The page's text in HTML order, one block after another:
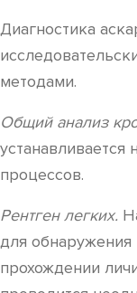
Диагностика
методами.
Общий анализ
устанавливается
процессов.
Рентген легких.
для
прохождении